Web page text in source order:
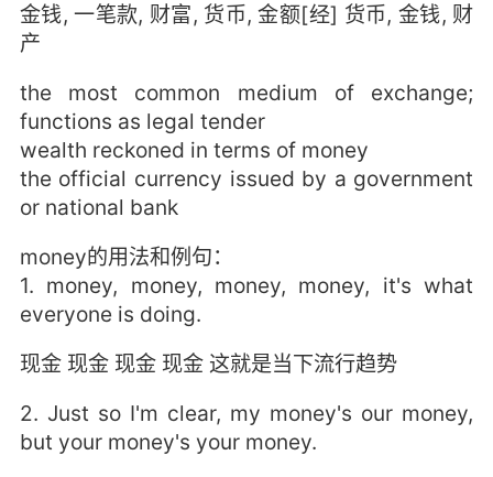
金钱, 一笔款, 财富, 货币, 金额[经] 货币, 金钱, 财
产
the most common medium of exchange;
functions as legal tender
wealth reckoned in terms of money
the official currency issued by a government
or national bank
money的用法和例句：
1. money, money, money, money, it's what
everyone is doing.
现金 现金 现金 现金 这就是当下流行趋势
2. Just so I'm clear, my money's our money,
but your money's your money.